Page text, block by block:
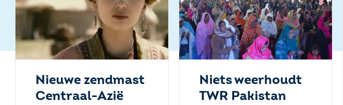
Nieuwe zendmast
Centraal-Azië
Niets weerhoudt
TWR Pakistan